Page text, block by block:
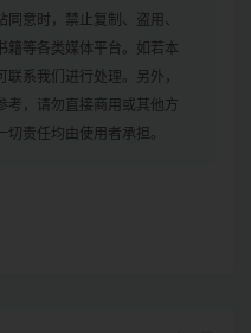
意时，禁止复制、盗用、
籍等各类媒体平台。如若本
系我们进行处理。另外，
考，请勿直接商用或其他方
责任均由使用者承担。